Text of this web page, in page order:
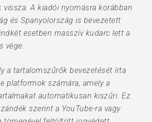
vissza. A kiadói nyomásra korábban
és Spanyolország is bevezetett
esetben masszív kudarc lett a
vége.
a tartalomszűrők bevezetését írta
platformok számára, amely a
automatikusan kiszűri. Ez
szerint a YouTube-ra vagy